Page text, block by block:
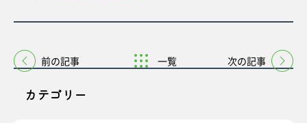
カテゴリー
前の記事 一覧 次の記事